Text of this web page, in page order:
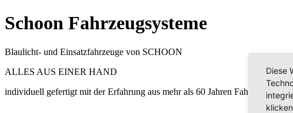
Schoon Fahrzeugsysteme
Blaulicht- und Einsatzfahrzeuge von SCHOON
ALLES AUS EINER HAND
individuell gefertigt mit der Erfahrung aus mehr als 60 Jahren Fahrzeugbau
Diese